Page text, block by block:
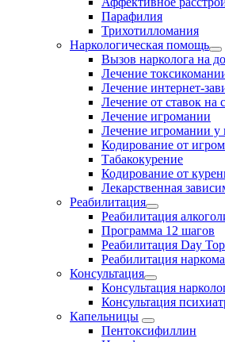
Парафилия
Трихотилломания
Наркологическая помощь
Вызов нарколога на
Лечение
Лечение интернет-
Лечение от ставок на
Лечение игромании
Лечение игромании у
Кодирование от
Табакокурение
Кодирование от
Лекарственная
Реабилитация
Реабилитация
Программа 12 шагов
Реабилитация Day Top
Реабилитация
Консультация
Консультация
Консультация
Капельницы
Пентоксифиллин